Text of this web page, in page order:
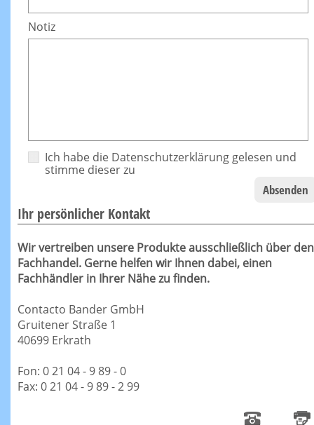
Notiz
Ich habe die Datenschutzerklärung gelesen und
stimme dieser zu
Absenden
Ihr persönlicher Kontakt
Wir vertreiben unsere Produkte ausschließlich über den
Fachhandel. Gerne helfen wir Ihnen dabei, einen
Fachhändler in Ihrer Nähe zu finden.
Contacto Bander GmbH
Gruitener Straße 1
40699 Erkrath
Fon: 0 21 04 - 9 89 - 0
Fax: 0 21 04 - 9 89 - 2 99